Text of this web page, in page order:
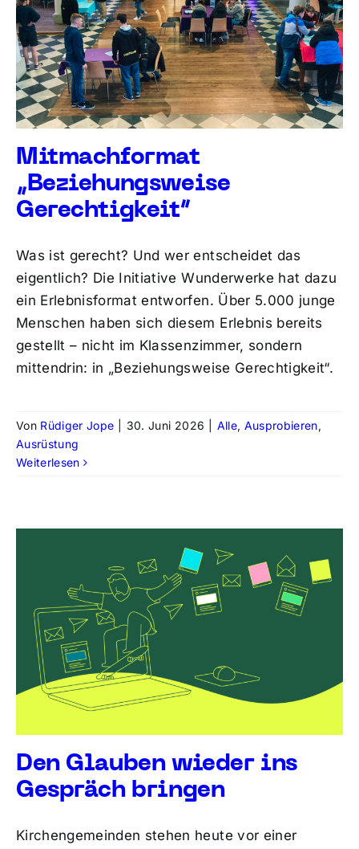
Mitmachformat
„Beziehungsweise
Gerechtigkeit“
Was ist gerecht? Und wer entscheidet das
eigentlich? Die Initiative Wunderwerke hat dazu
ein Erlebnisformat entworfen. Über 5.000 junge
Menschen haben sich diesem Erlebnis bereits
gestellt – nicht im Klassenzimmer, sondern
mittendrin: in „Beziehungsweise Gerechtigkeit“.
Von Rüdiger Jope 30. Juni 2026 Alle, Ausprobieren,
Ausrüstung
Weiterlesen
Den Glauben wieder ins
Gespräch bringen
Kirchengemeinden stehen heute vor einer